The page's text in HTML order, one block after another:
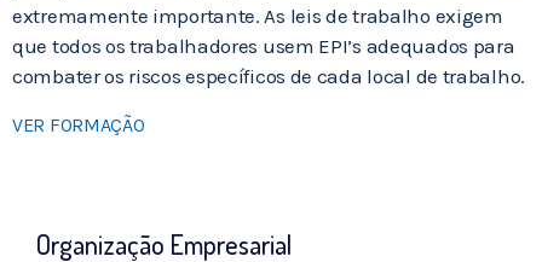
extremamente importante. As leis de trabalho exigem
que todos os trabalhadores usem EPI’s adequados para
combater os riscos específicos de cada local de trabalho.
VER FORMAÇÃO
Organização Empresarial